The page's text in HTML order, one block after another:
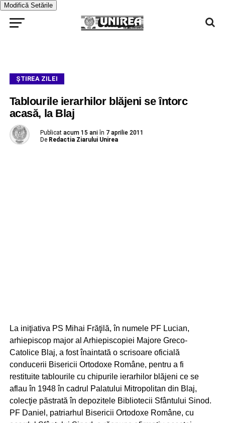
Modifică Setările
ŞTIREA ZILEI
Tablourile ierarhilor blăjeni se întorc
acasă, la Blaj
Publicat acum 15 ani în 7 aprilie 2011
De Redactia Ziarului Unirea
La iniţiativa PS Mihai Frăţilă, în numele PF Lucian,
arhiepiscop major al Arhiepiscopiei Majore Greco-
Catolice Blaj, a fost înaintată o scrisoare oficială
conducerii Bisericii Ortodoxe Române, pentru a fi
restituite tablourile cu chipurile ierarhilor blăjeni ce se
aflau în 1948 în cadrul Palatului Mitropolitan din Blaj,
colecţie păstrată în depozitele Bibliotecii Sfântului Sinod.
PF Daniel, patriarhul Bisericii Ortodoxe Române, cu